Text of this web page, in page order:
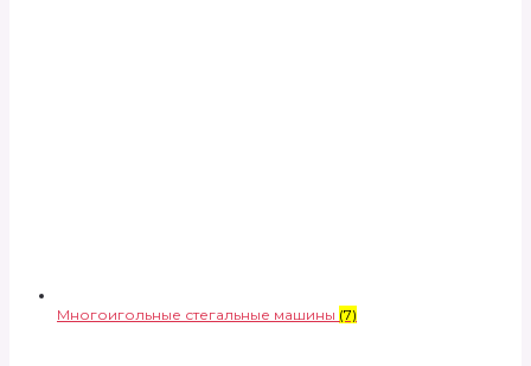
Многоигольные стегальные машины (7)